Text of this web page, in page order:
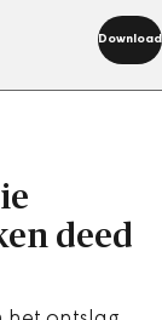
Download
deed